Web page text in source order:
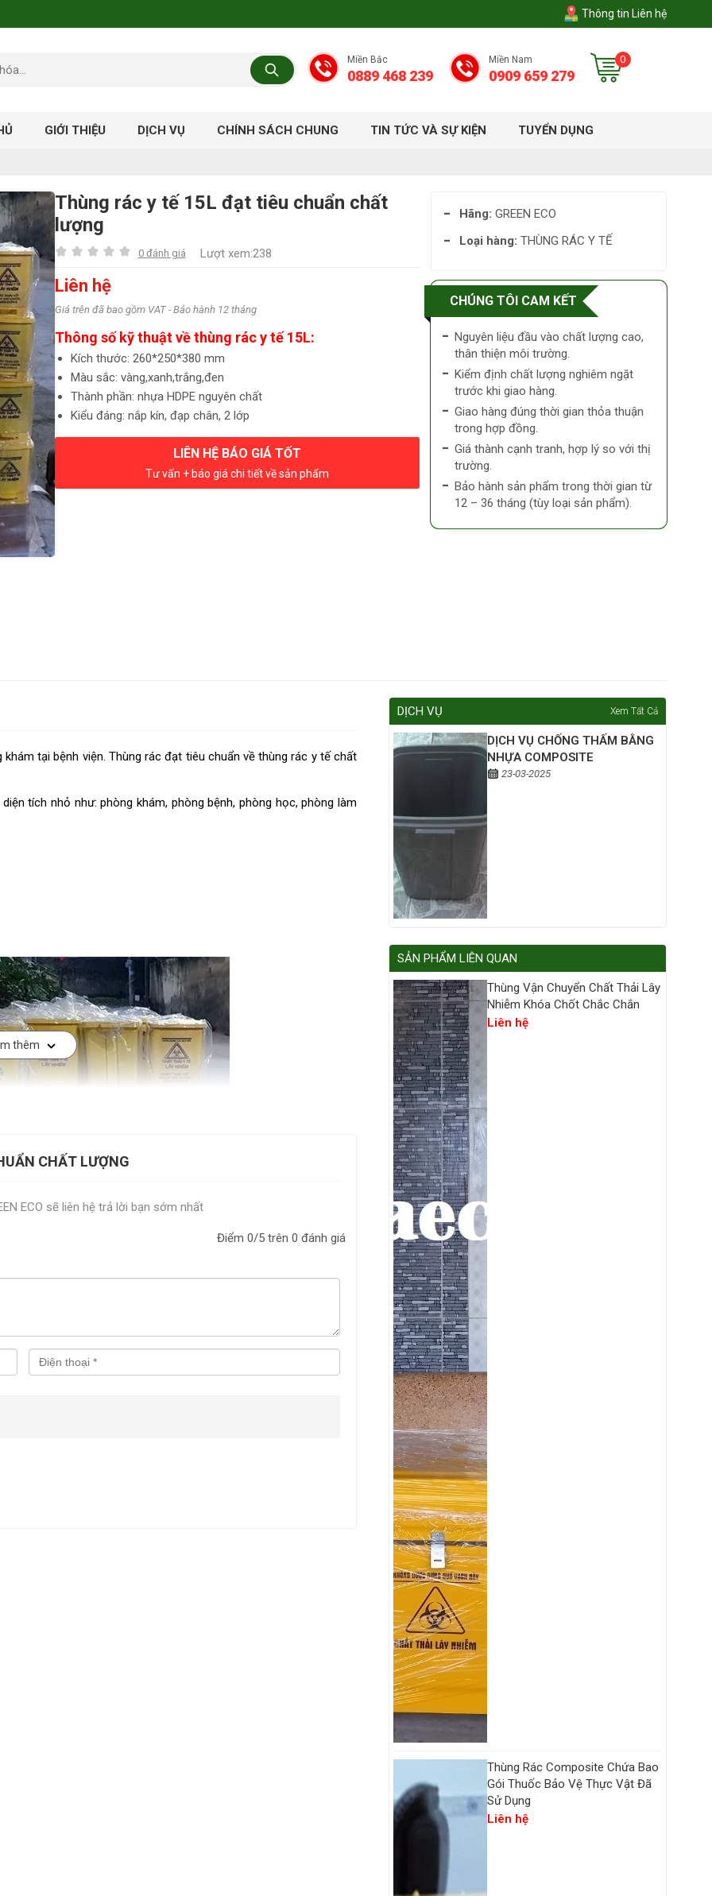
Thông tin Liên hệ
Miền Bắc
0889 468 239
Miền Nam
0909 659 279
0
GIỚI THIỆU DỊCH VỤ CHÍNH SÁCH CHUNG TIN TỨC VÀ SỰ KIỆN TUYỂN DỤNG
Thùng rác y tế 15L đạt tiêu chuẩn chất
lượng
0 đánh giá Lượt xem:238
Liên hệ
Giá trên đã bao gồm VAT - Bảo hành 12 tháng
Thông số kỹ thuật về thùng rác y tế 15L:
Kích thước: 260*250*380 mm
Màu sắc: vàng,xanh,trắng,đen
Thành phần: nhựa HDPE nguyên chất
Kiểu đáng: nắp kín, đạp chân, 2 lớp
LIÊN HỆ BÁO GIÁ TỐT
Tư vấn + báo giá chi tiết về sản phẩm
Hãng: GREEN ECO
Loại hàng: THÙNG RÁC Y TẾ
CHÚNG TÔI CAM KẾT
Nguyên liệu đầu vào chất lượng cao,
thân thiện môi trường.
Kiểm định chất lượng nghiêm ngặt
trước khi giao hàng.
Giao hàng đúng thời gian thỏa thuận
trong hợp đồng.
Giá thành cạnh tranh, hợp lý so với thị
trường.
Bảo hành sản phẩm trong thời gian từ
12 – 36 tháng (tùy loại sản phẩm).
tại bệnh viện. Thùng rác đạt tiêu chuẩn về thùng rác y tế chất
tích nhỏ như: phòng khám, phòng bệnh, phòng học, phòng làm
đạp chân rất tiện dụng
rời, có quai xách để đổ rác.
thêm
CHẤT LƯỢNG
ECO sẽ liên hệ trả lời bạn sớm nhất
Điểm 0/5 trên 0 đánh giá
DỊCH VỤ Xem Tất Cả
DỊCH VỤ CHỐNG THẤM BẰNG
NHỰA COMPOSITE
23-03-2025
SẢN PHẨM LIÊN QUAN
Thùng Vận Chuyển Chất Thải Lây
Nhiễm Khóa Chốt Chắc Chắn
Liên hệ
Thùng Rác Composite Chứa Bao
Gói Thuốc Bảo Vệ Thực Vật Đã
Sử Dụng
Liên hệ